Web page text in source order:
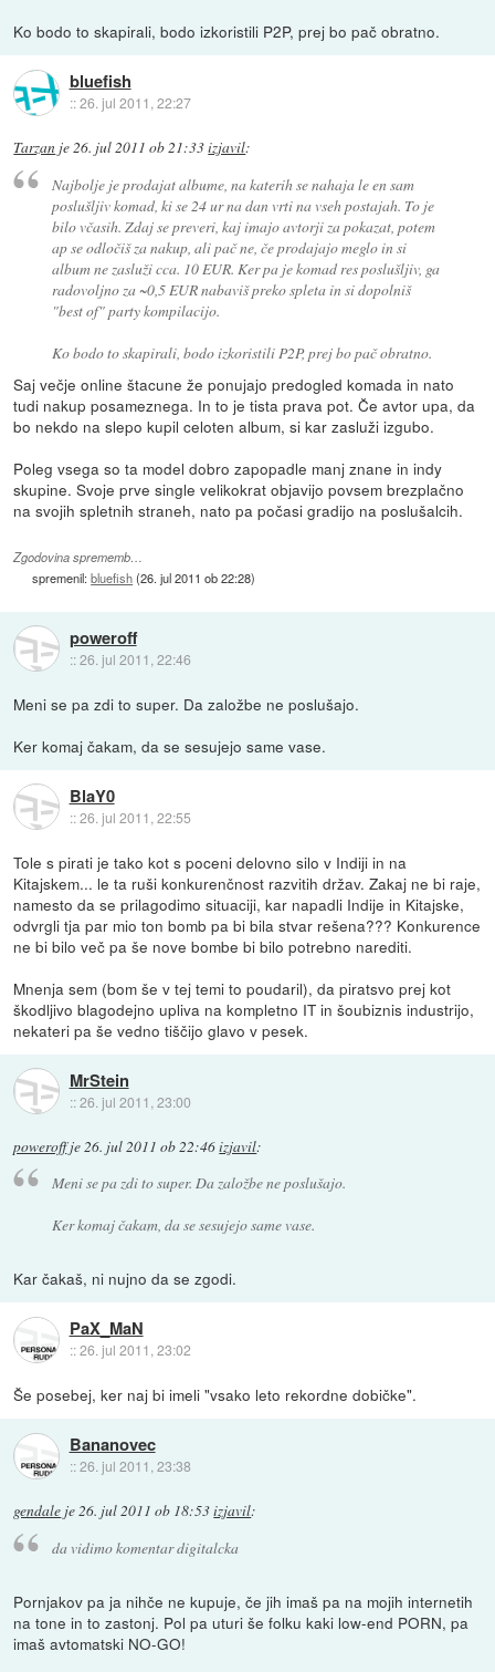
Ko bodo to skapirali, bodo izkoristili P2P, prej bo pač obratno.
bluefish
::26. jul 2011, 22:27
Tarzan je26. jul 2011 ob 21:33izjavil:
Najbolje je prodajat albume, na katerih se nahaja le en sam
poslušljiv komad, ki se 24 ur na dan vrti na vseh postajah. To je
bilo včasih. Zdaj se preveri, kaj imajo avtorji za pokazat, potem
ap se odločiš za nakup, ali pač ne, če prodajajo meglo in si
album ne zasluži cca. 10 EUR. Ker pa je komad res poslušljiv, ga
radovoljno za ~0,5 EUR nabaviš preko spleta in si dopolniš
"best of" party kompilacijo.
Ko bodo to skapirali, bodo izkoristili P2P, prej bo pač obratno.
Saj večje online štacune že ponujajo predogled komada in nato
tudi nakup posameznega. In to je tista prava pot. Če avtor upa, da
bo nekdo na slepo kupil celoten album, si kar zasluži izgubo.
Poleg vsega so ta model dobro zapopadle manj znane in indy
skupine. Svoje prve single velikokrat objavijo povsem brezplačno
na svojih spletnih straneh, nato pa počasi gradijo na poslušalcih.
Zgodovina sprememb…
spremenil:bluefish(26. jul 2011 ob 22:28)
poweroff
::26. jul 2011, 22:46
Meni se pa zdi to super. Da založbe ne poslušajo.
Ker komaj čakam, da se sesujejo same vase.
BlaY0
::26. jul 2011, 22:55
Tole s pirati je tako kot s poceni delovno silo v Indiji in na
Kitajskem... le ta ruši konkurenčnost razvitih držav. Zakaj ne bi raje,
namesto da se prilagodimo situaciji, kar napadli Indije in Kitajske,
odvrgli tja par mio ton bomb pa bi bila stvar rešena??? Konkurence
ne bi bilo več pa še nove bombe bi bilo potrebno narediti.
Mnenja sem (bom še v tej temi to poudaril), da piratsvo prej kot
škodljivo blagodejno upliva na kompletno IT in šoubiznis industrijo,
nekateri pa še vedno tiščijo glavo v pesek.
MrStein
::26. jul 2011, 23:00
poweroffje 26. jul 2011 ob 22:46izjavil:
Meni se pa zdi to super. Da založbe ne poslušajo.
Ker komaj čakam, da se sesujejo same vase.
Kar čakaš, ni nujno da se zgodi.
PaX_MaN
::26. jul 2011, 23:02
Še posebej, ker naj bi imeli "vsako leto rekordne dobičke".
Bananovec
::26. jul 2011, 23:38
gendale je26. jul 2011 ob 18:53izjavil:
da vidimo komentar digitalcka
Pornjakov pa ja nihče ne kupuje, če jih imaš pa na mojih internetih
na tone in to zastonj. Pol pa uturi še folku kaki low-end PORN, pa
imaš avtomatski NO-GO!